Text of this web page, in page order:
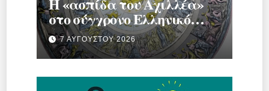
στο σύγχρονο Ελληνικό
κράτος.
7 ΑΥΓΟΎΣΤΟΥ 2026